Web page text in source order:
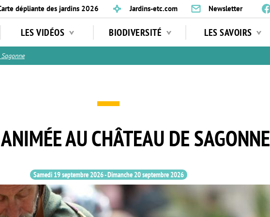
dépliante des jardins 2026 Jardins-etc.com Newsletter
LES VIDÉOS BIODIVERSITÉ LES SAVOIRS
AU CHÂTEAU DE SAGONNE
Samedi 19 septembre 2026-Dimanche 20 septembre 2026